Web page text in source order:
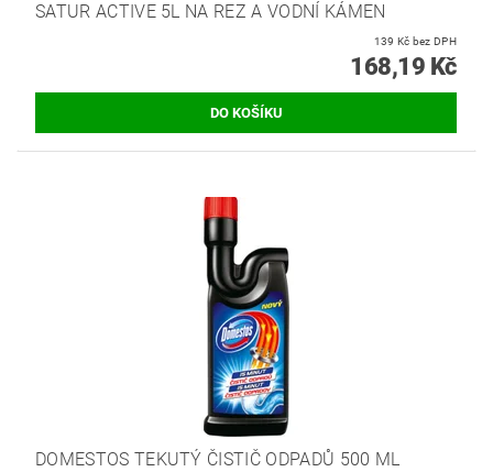
SATUR ACTIVE 5L NA REZ A VODNÍ KÁMEN
139 Kč bez DPH
168,19 Kč
DOMESTOS TEKUTÝ ČISTIČ ODPADŮ 500 ML